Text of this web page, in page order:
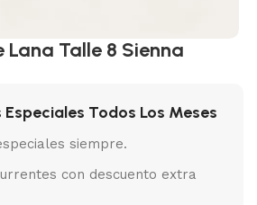
Lana Talle 8 Sienna
Todos Los Meses
siempre.
con descuento extra